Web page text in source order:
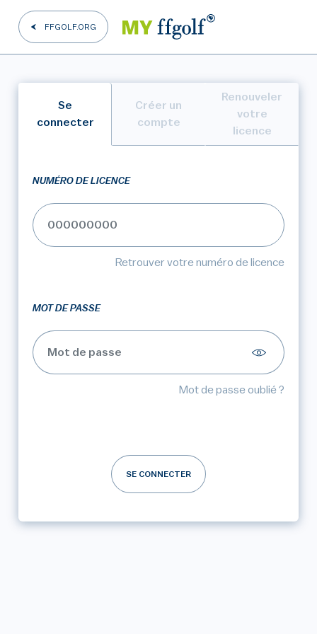
FFGOLF.ORG
Se
connecter
Créer un
compte
Renouveler
votre
licence
NUMÉRO DE LICENCE
Retrouver votre numéro de licence
MOT DE PASSE
Mot de passe oublié ?
SE CONNECTER